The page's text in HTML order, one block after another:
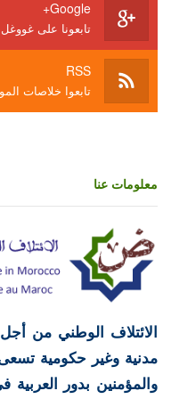
Google+
تابعونا على
RSS
تابعوا خلاصات
معلومات عنا
الائتلاف الوطني من
مدنية وغير حكومية
والمؤمنين بدور العربية